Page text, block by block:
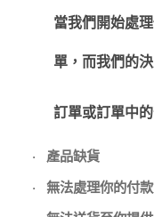
當我們開始處
單，而我們的
訂單或訂單中
· 產品缺貨
· 無法處理你的付